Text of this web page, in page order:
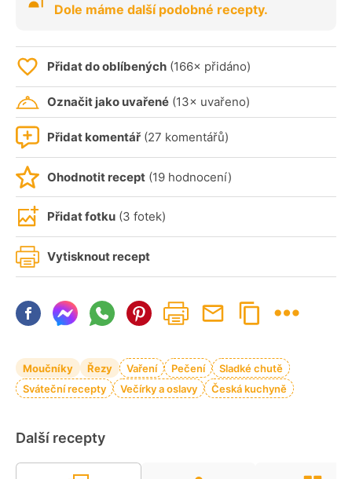
Dole máme další podobné recepty.
Přidat do oblíbených (166× přidáno)
Označit jako uvařené (13× uvařeno)
Přidat komentář (27 komentářů)
Ohodnotit recept (19 hodnocení)
Přidat fotku (3 fotek)
Vytisknout recept
Moučníky Řezy Vaření Pečení
Sladké chutě
Sváteční recepty
Večírky a oslavy Česká kuchyně
Další recepty